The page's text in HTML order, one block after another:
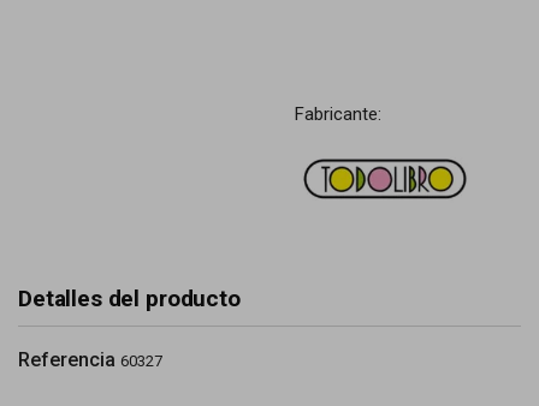
Fabricante:
Detalles del producto
Referencia 60327